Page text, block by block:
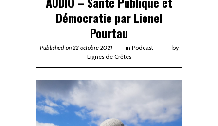
Démocratie par Lionel
Pourtau
Published on 22 octobre 2021 in Podcast —by
Lignes de Crêtes